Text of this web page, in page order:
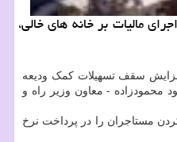
همینطور اجرای مالیات بر خانه های خالی،
افزایش سقف تسهیلات کمک ودیعه
محمودزاده - معاون وزیر راه و
مستاجران را در پرداخت نرخ